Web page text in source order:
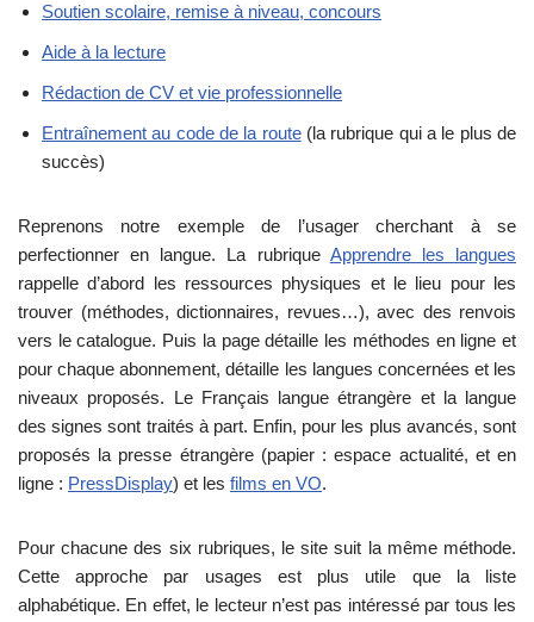
Soutien scolaire, remise à niveau, concours
Aide à la lecture
Rédaction de CV et vie professionnelle
Entraînement au code de la route(la rubrique qui a le plus de
succès)
Reprenons notre exemple de l’usager cherchant à se
perfectionner en langue. La rubrique Apprendre les langues
rappelle d’abord les ressources physiques et le lieu pour les
trouver (méthodes, dictionnaires, revues…), avec des renvois
vers le catalogue. Puis la page détaille les méthodes en ligne et
pour chaque abonnement, détaille les langues concernées et les
niveaux proposés. Le Français langue étrangère et la langue
des signes sont traités à part. Enfin, pour les plus avancés, sont
proposés la presse étrangère (papier : espace actualité, et en
ligne : PressDisplay) et les films en VO.
Pour chacune des six rubriques, le site suit la même méthode.
Cette approche par usages est plus utile que la liste
alphabétique. En effet, le lecteur n’est pas intéressé par tous les